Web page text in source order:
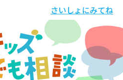
さいしょにみてね